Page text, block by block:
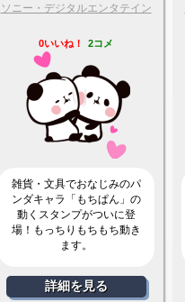
ソニー・デジタルエンタテイン
0いいね！ 2コメ
雑貨・文具でおなじみのパ
ンダキャラ「もちぱん」の
動くスタンプがついに登
場！もっちりもちもち動き
ます。
詳細を見る